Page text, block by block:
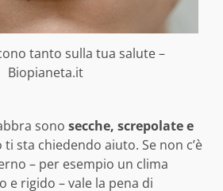
tanto sulla tua salute –
Biopianeta.it
sono secche, screpolate e
sta chiedendo aiuto. Se non c’è
– per esempio un clima
e rigido – vale la pena di